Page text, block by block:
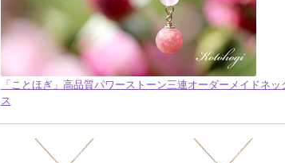
「ことほぎ」高品質パワーストーン三連オーダーメイドネッ
ス